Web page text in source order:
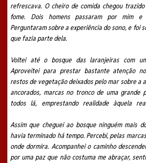
refrescava. O cheiro de comida chegou
fome. Dois homens passaram por mim e
Perguntaram sobre a experiência do sono, e foi
que fazia parte dela.
Voltei até o bosque das laranjeiras com
Aproveitei para prestar bastante atenção
restos de vegetação deixados pelo mar sobre a
ancorados, marcas no tronco de uma grande
todos lá, emprestando realidade àquela
Assim que cheguei ao bosque ninguém mais
havia terminado há tempo. Percebi, pelas
onde dormira. Acompanhei o caminho
por uma paz que não costuma me abraçar,